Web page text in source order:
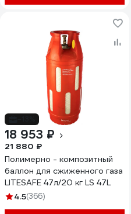
18 953 ₽
21 880 ₽
Полимерно - композитный
баллон для сжиженного газа
LITESAFE 47л/20 кг LS 47L
4.5(366)